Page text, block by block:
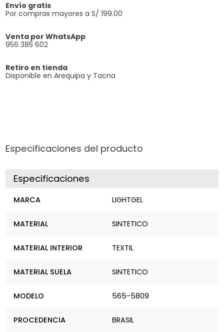
Envío gratis
Por compras mayores a S/ 199.00
Venta por WhatsApp
956 385 602
Retiro en tienda
Disponible en Arequipa y Tacna
Especificaciones del producto
Especificaciones
MARCA LIGHTGEL
MATERIAL SINTETICO
MATERIAL INTERIOR TEXTIL
MATERIAL SUELA SINTETICO
MODELO 565-5809
PROCEDENCIA BRASIL